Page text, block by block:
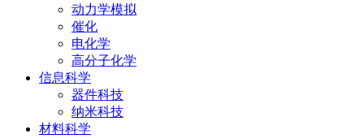
动力学模拟
催化
电化学
高分子化学
信息科学
器件科技
纳米科技
材料科学